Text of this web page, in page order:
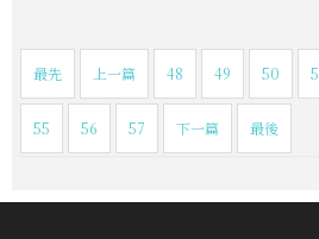
最先 上一篇 48 49 50
55 56 57 下一篇 最後